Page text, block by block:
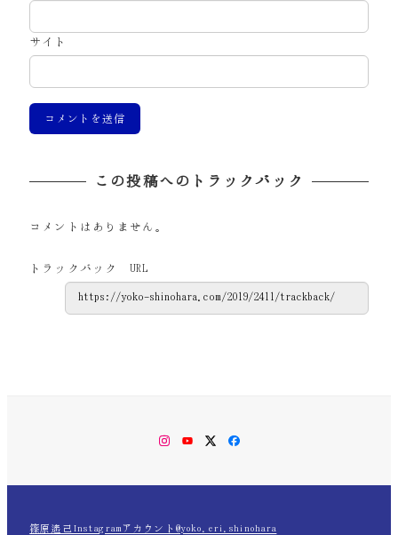
サイト
この投稿へのトラックバック
コメントはありません。
トラックバック URL
Instagram
YouTubeTwitterFacebook
篠原遙己Instagramアカウント@yoko.eri.shinohara